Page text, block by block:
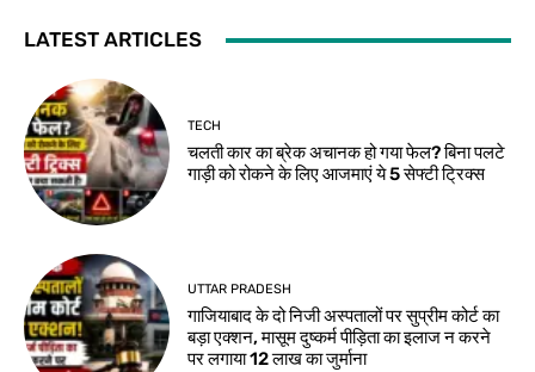
LATEST ARTICLES
TECH
चलती कार का ब्रेक अचानक हो गया फेल? बिना पलटे
गाड़ी को रोकने के लिए आजमाएं ये 5 सेफ्टी ट्रिक्स
UTTAR PRADESH
गाजियाबाद के दो निजी अस्पतालों पर सुप्रीम कोर्ट का
बड़ा एक्शन, मासूम दुष्कर्म पीड़िता का इलाज न करने
पर लगाया 12 लाख का जुर्माना